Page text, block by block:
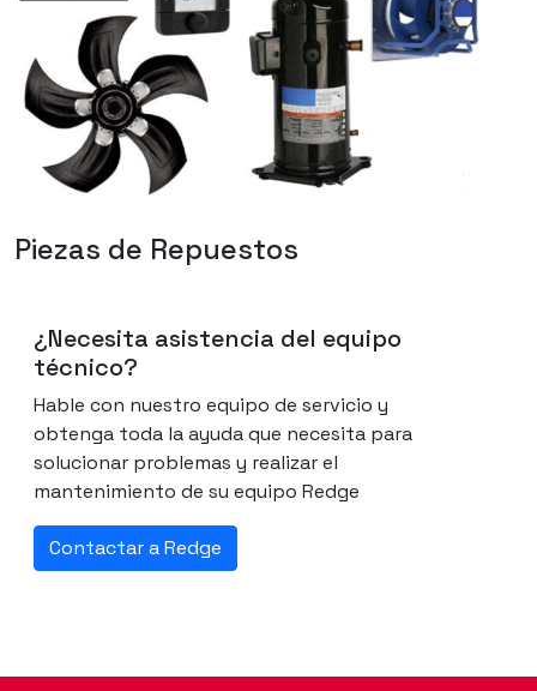
Piezas de Repuestos
¿Necesita asistencia del equipo
técnico?
Hable con nuestro equipo de servicio y
obtenga toda la ayuda que necesita para
solucionar problemas y realizar el
mantenimiento de su equipo Redge
Contactar a Redge